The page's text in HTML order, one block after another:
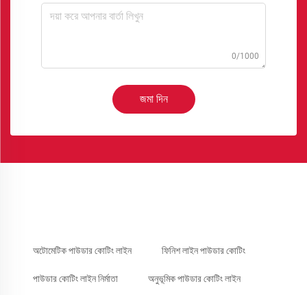
0/1000
জমা দিন
অটোমেটিক পাউডার কোটিং লাইন ফিনিশ লাইন পাউডার কোটিং
পাউডার কোটিং লাইন নির্মাতা অনুভূমিক পাউডার কোটিং লাইন